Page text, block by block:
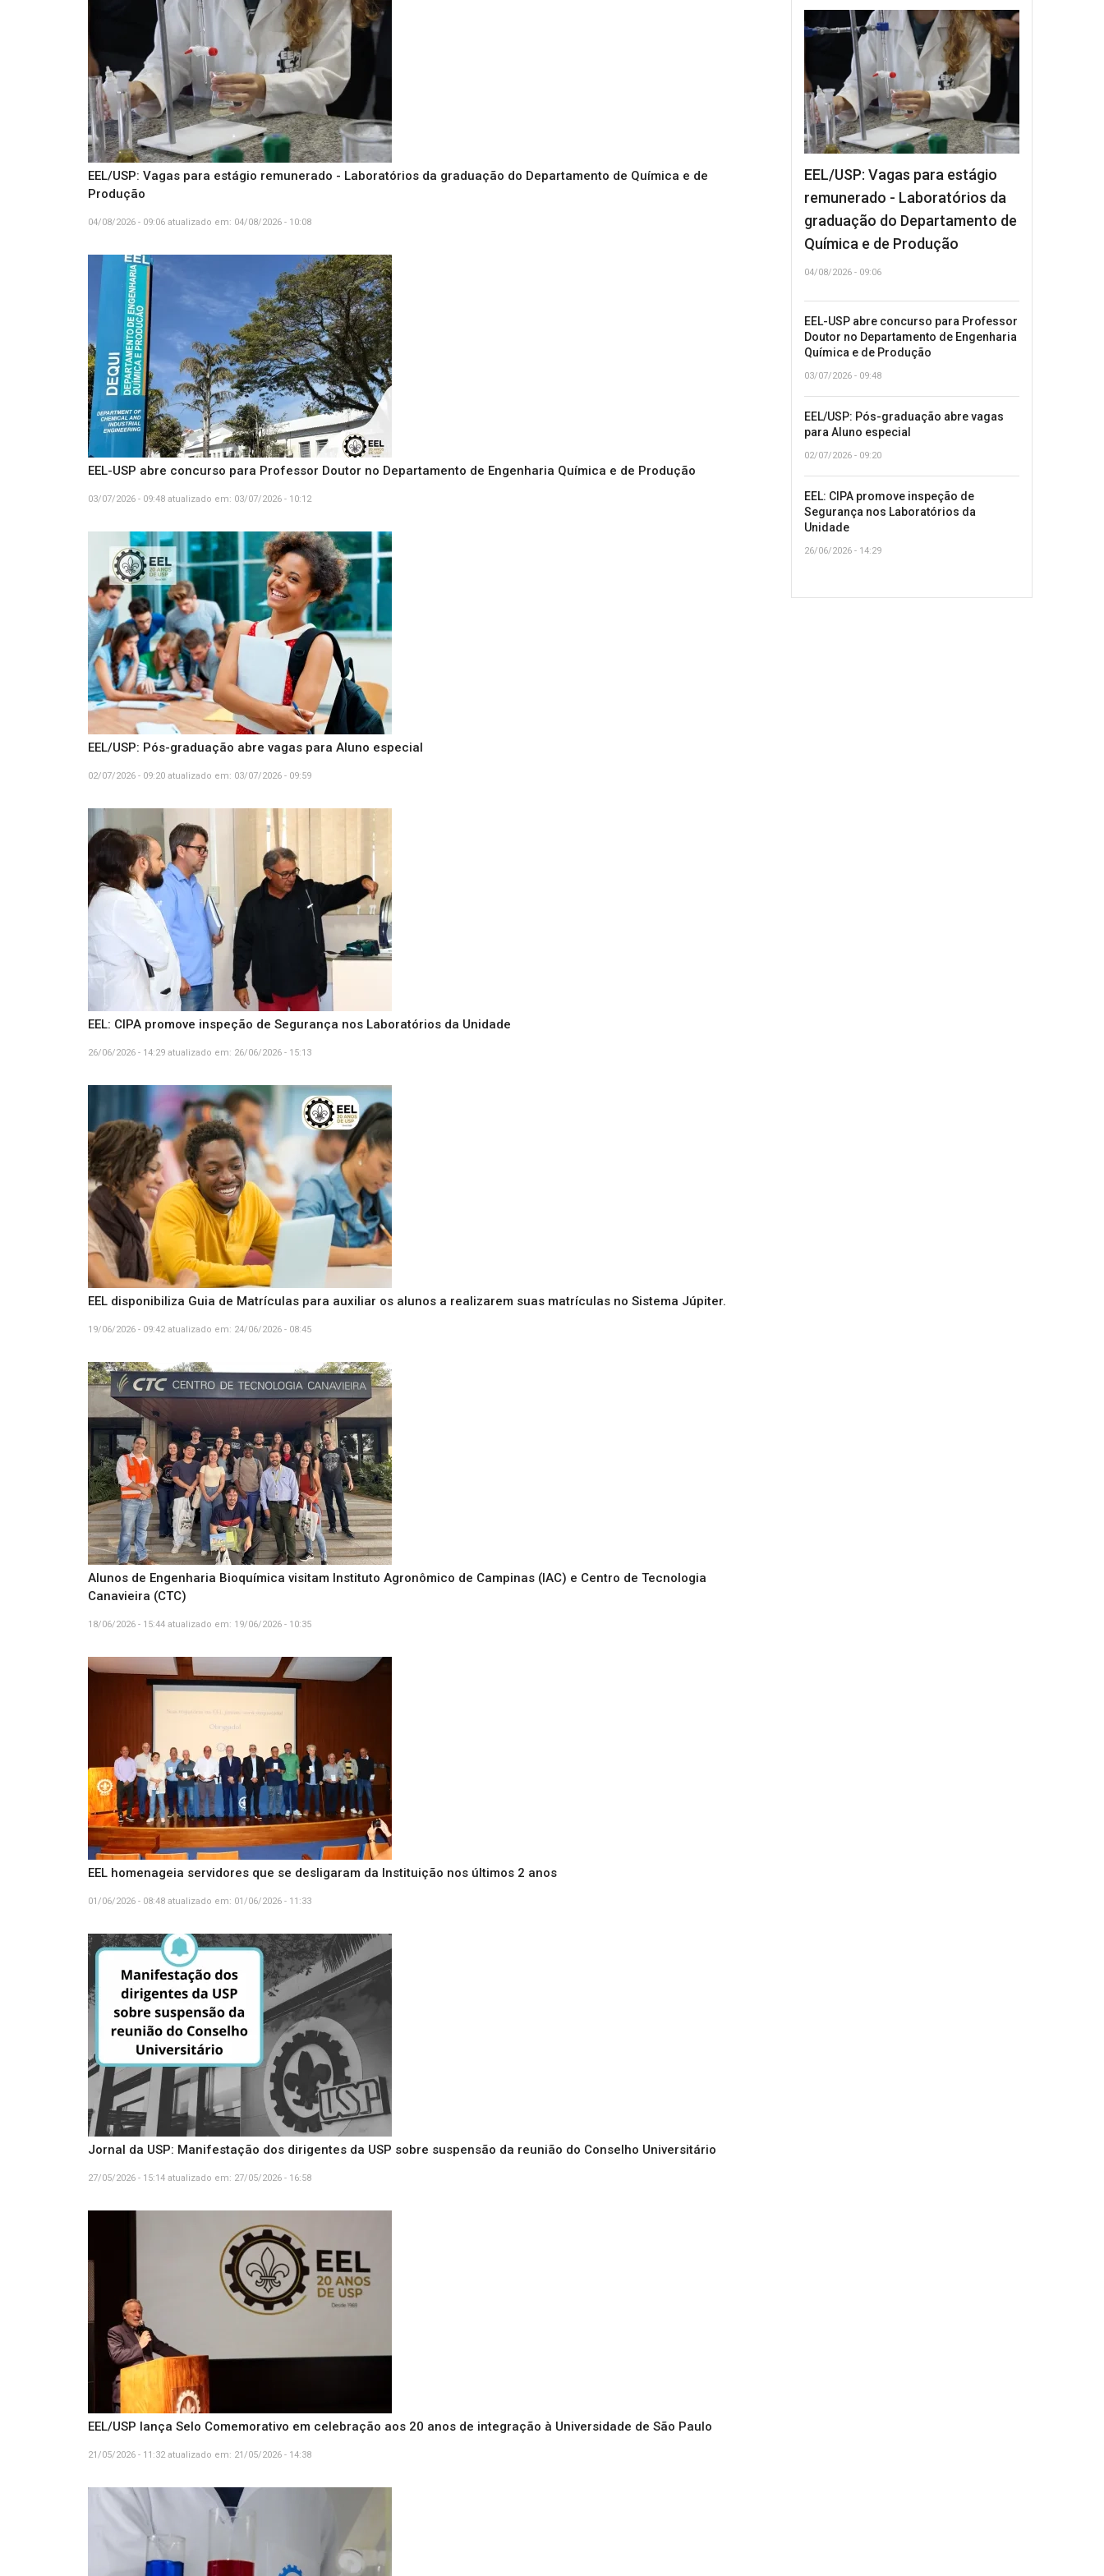
EEL/USP: Vagas para estágio remunerado - Laboratórios da graduação do Departamento de Química e de
Produção
04/08/2026 - 09:06 atualizado em: 04/08/2026 - 10:08
EEL-USP abre concurso para Professor Doutor no Departamento de Engenharia Química e de Produção
03/07/2026 - 09:48 atualizado em: 03/07/2026 - 10:12
EEL/USP: Pós-graduação abre vagas para Aluno especial
02/07/2026 - 09:20 atualizado em: 03/07/2026 - 09:59
EEL: CIPA promove inspeção de Segurança nos Laboratórios da Unidade
26/06/2026 - 14:29 atualizado em: 26/06/2026 - 15:13
EEL disponibiliza Guia de Matrículas para auxiliar os alunos a realizarem suas matrículas no Sistema Júpiter.
19/06/2026 - 09:42 atualizado em: 24/06/2026 - 08:45
Alunos de Engenharia Bioquímica visitam Instituto Agronômico de Campinas (IAC) e Centro de Tecnologia
Canavieira (CTC)
18/06/2026 - 15:44 atualizado em: 19/06/2026 - 10:35
EEL homenageia servidores que se desligaram da Instituição nos últimos 2 anos
01/06/2026 - 08:48 atualizado em: 01/06/2026 - 11:33
Jornal da USP: Manifestação dos dirigentes da USP sobre suspensão da reunião do Conselho Universitário
27/05/2026 - 15:14 atualizado em: 27/05/2026 - 16:58
EEL/USP lança Selo Comemorativo em celebração aos 20 anos de integração à Universidade de São Paulo
21/05/2026 - 11:32 atualizado em: 21/05/2026 - 14:38
EEL/USP: Vagas para estágio
remunerado - Laboratórios da
graduação do Departamento de
Química e de Produção
04/08/2026 - 09:06
EEL-USP abre concurso para Professor
Doutor no Departamento de Engenharia
Química e de Produção
03/07/2026 - 09:48
EEL/USP: Pós-graduação abre vagas
para Aluno especial
02/07/2026 - 09:20
EEL: CIPA promove inspeção de
Segurança nos Laboratórios da
Unidade
26/06/2026 - 14:29